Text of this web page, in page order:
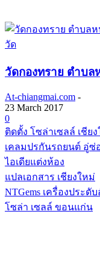
วัด
วัดกองทราย ตำบล
At-chiangmai.com -
23 March 2017
0
ติดตั้ง โซล่าเซลล์ เชีย
เคลมปรกันรถยนต์ อู่ซ่
ไอเดียแต่งห้อง
แปลเอกสาร เชียงใหม่
NTGems เครื่องประ
โซล่า เซลล์ ขอนแก่น